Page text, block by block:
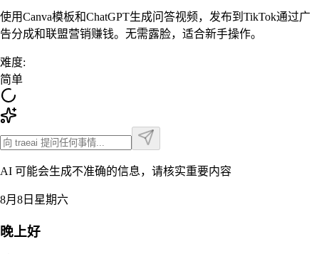
使用Canva模板和ChatGPT生成问答视频，发布到TikTok通过广
告分成和联盟营销赚钱。无需露脸，适合新手操作。
难度:
简单
AI 可能会生成不准确的信息，请核实重要内容
8月8日星期六
晚上好